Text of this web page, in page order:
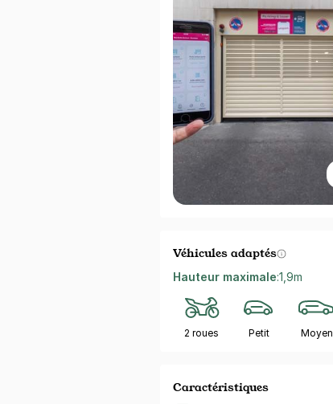
Véhicules adaptés
Hauteur maximale:1,9m
2 roues Petit Moyen
Caractéristiques